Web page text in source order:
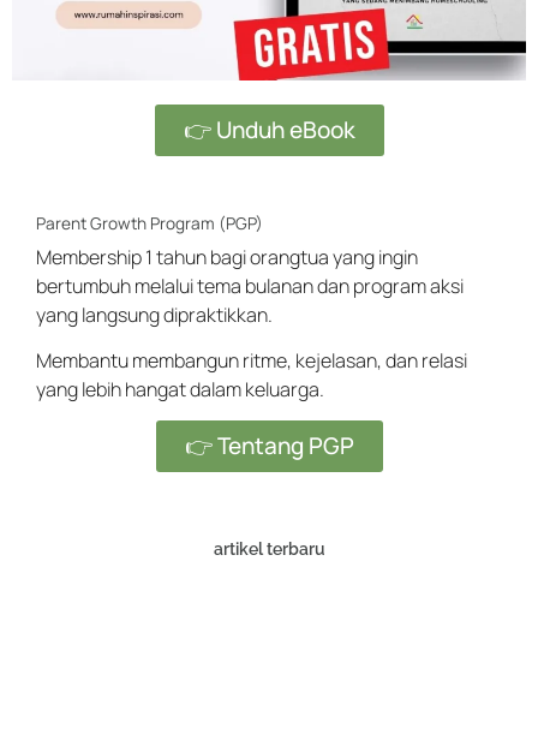
👉 Unduh eBook
Parent Growth Program (PGP)
Membership 1 tahun bagi orangtua yang ingin
bertumbuh melalui tema bulanan dan program aksi
yang langsung dipraktikkan.
Membantu membangun ritme, kejelasan, dan relasi
yang lebih hangat dalam keluarga.
👉 Tentang PGP
artikel terbaru